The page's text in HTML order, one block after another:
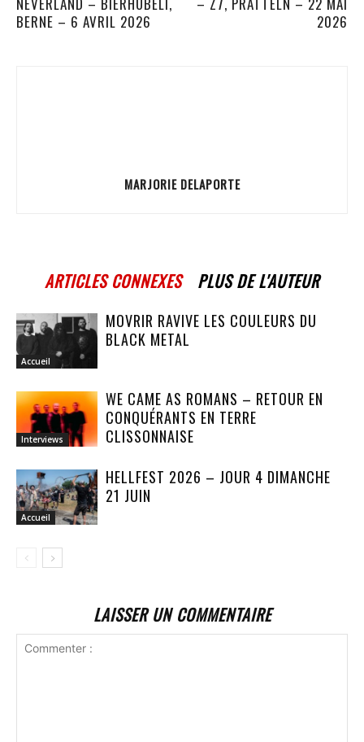
BERNE – 6 AVRIL 2026
2026
MARJORIE DELAPORTE
ARTICLES CONNEXES PLUS DE L'AUTEUR
Accueil
MOVRIR RAVIVE LES COULEURS DU
BLACK METAL
Interviews
WE CAME AS ROMANS – RETOUR EN
CONQUÉRANTS EN TERRE
CLISSONNAISE
Accueil
HELLFEST 2026 – JOUR 4 DIMANCHE
21 JUIN
LAISSER UN COMMENTAIRE